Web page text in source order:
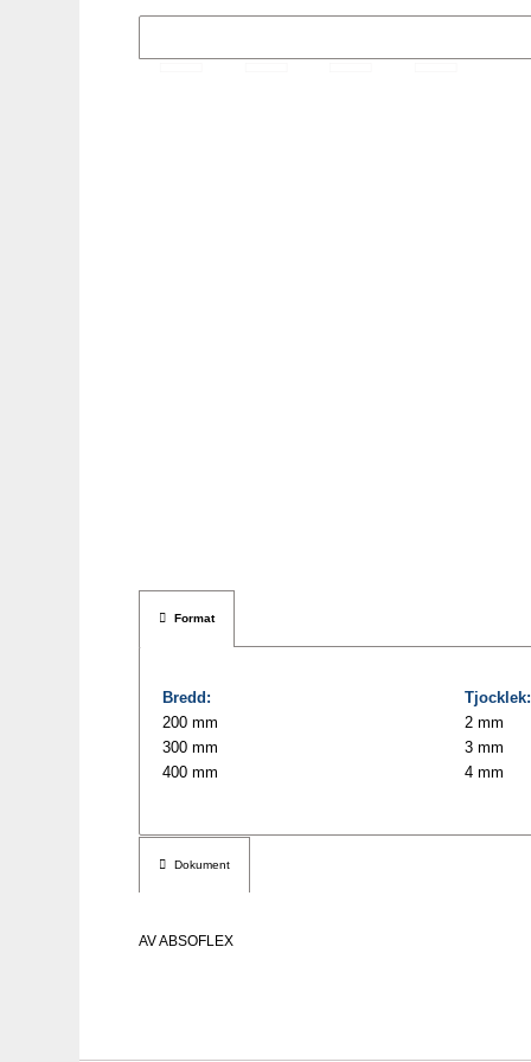
Format
Bredd:
200 mm
300 mm
400 mm
Tjocklek:
2 mm
3 mm
4 mm
Dokument
AVABSOFLEX